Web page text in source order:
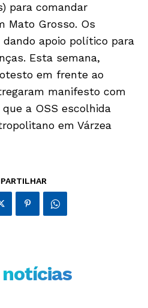
NO WHATSAPP
para comandar
Mato Grosso. Os
apoio político para
Esta semana,
em frente ao
manifesto com
a OSS escolhida
em Várzea